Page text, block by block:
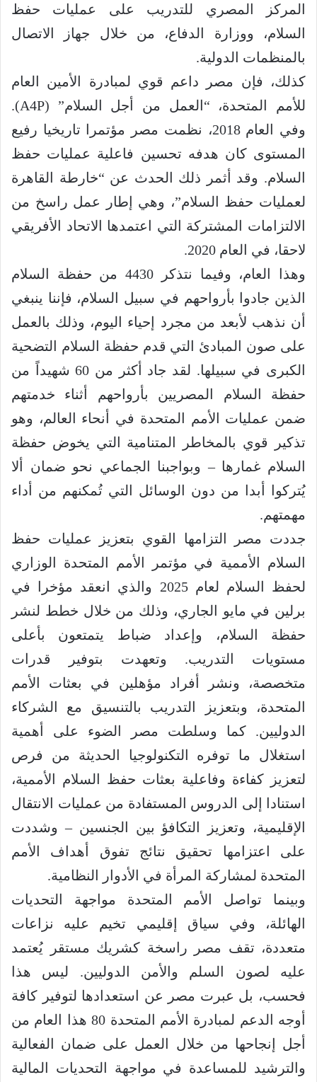
المركز المصري للتدريب على عمليات حفظ
السلام، ووزارة الدفاع، من خلال جهاز الاتصال
بالمنظمات الدولية.
كذلك، فإن مصر داعم قوي لمبادرة الأمين العام
للأمم المتحدة، “العمل من أجل السلام” (A4P).
وفي العام 2018، نظمت مصر مؤتمرا تاريخيا رفيع
المستوى كان هدفه تحسين فاعلية عمليات حفظ
السلام. وقد أثمر ذلك الحدث عن “خارطة القاهرة
لعمليات حفظ السلام”، وهي إطار عمل راسخ من
الالتزامات المشتركة التي اعتمدها الاتحاد الأفريقي
لاحقا، في العام 2020.
وهذا العام، وفيما نتذكر 4430 من حفظة السلام
الذين جادوا بأرواحهم في سبيل السلام، فإننا ينبغي
أن نذهب لأبعد من مجرد إحياء اليوم، وذلك بالعمل
على صون المبادئ التي قدم حفظة السلام التضحية
الكبرى في سبيلها. لقد جاد أكثر من 60 شهيداً من
حفظة السلام المصريين بأرواحهم أثناء خدمتهم
ضمن عمليات الأمم المتحدة في أنحاء العالم، وهو
تذكير قوي بالمخاطر المتنامية التي يخوض حفظة
السلام غمارها – وبواجبنا الجماعي نحو ضمان ألا
يُتركوا أبدا من دون الوسائل التي تُمكنهم من أداء
مهمتهم.
جددت مصر التزامها القوي بتعزيز عمليات حفظ
السلام الأممية في مؤتمر الأمم المتحدة الوزاري
لحفظ السلام لعام 2025 والذي انعقد مؤخرا في
برلين في مايو الجاري، وذلك من خلال خطط لنشر
حفظة السلام، وإعداد ضباط يتمتعون بأعلى
مستويات التدريب. وتعهدت بتوفير قدرات
متخصصة، ونشر أفراد مؤهلين في بعثات الأمم
المتحدة، وبتعزيز التدريب بالتنسيق مع الشركاء
الدوليين. كما وسلطت مصر الضوء على أهمية
استغلال ما توفره التكنولوجيا الحديثة من فرص
لتعزيز كفاءة وفاعلية بعثات حفظ السلام الأممية،
استنادا إلى الدروس المستفادة من عمليات الانتقال
الإقليمية، وتعزيز التكافؤ بين الجنسين – وشددت
على اعتزامها تحقيق نتائج تفوق أهداف الأمم
المتحدة لمشاركة المرأة في الأدوار النظامية.
وبينما تواصل الأمم المتحدة مواجهة التحديات
الهائلة، وفي سياق إقليمي تخيم عليه نزاعات
متعددة، تقف مصر راسخة كشريك مستقر يُعتمد
عليه لصون السلم والأمن الدوليين. ليس هذا
فحسب، بل عبرت مصر عن استعدادها لتوفير كافة
أوجه الدعم لمبادرة الأمم المتحدة 80 هذا العام من
أجل إنجاحها من خلال العمل على ضمان الفعالية
والترشيد للمساعدة في مواجهة التحديات المالية